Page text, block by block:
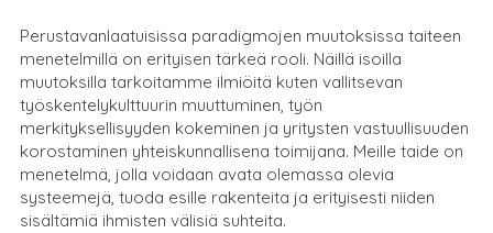
Perustavanlaatuisissa paradigmojen muutoksissa taiteen
menetelmillä on erityisen tärkeä rooli. Näillä isoilla
muutoksilla tarkoitamme ilmiöitä kuten vallitsevan
työskentelykulttuurin muuttuminen, työn
merkityksellisyyden kokeminen ja yritysten vastuullisuuden
korostaminen yhteiskunnallisena toimijana. Meille taide on
menetelmä, jolla voidaan avata olemassa olevia
systeemejä, tuoda esille rakenteita ja erityisesti niiden
sisältämiä ihmisten välisiä suhteita.